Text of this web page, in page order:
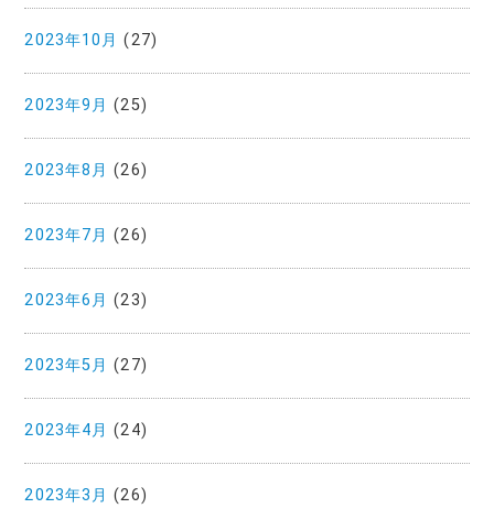
2023年10月 (27)
2023年9月 (25)
2023年8月 (26)
2023年7月 (26)
2023年6月 (23)
2023年5月 (27)
2023年4月 (24)
2023年3月 (26)